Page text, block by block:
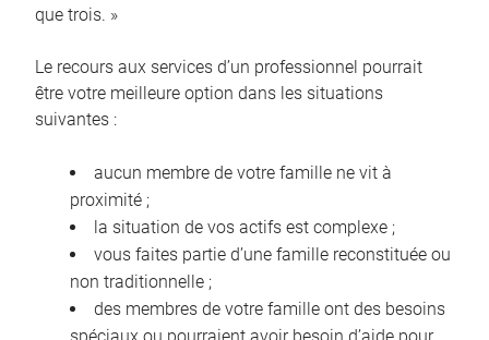
que trois. »
Le recours aux services d’un professionnel pourrait
être votre meilleure option dans les situations
suivantes :
aucun membre de votre famille ne vit à
proximité ;
la situation de vos actifs est complexe ;
vous faites partie d’une famille reconstituée ou
non traditionnelle ;
des membres de votre famille ont des besoins
spéciaux ou pourraient avoir besoin d’aide pour